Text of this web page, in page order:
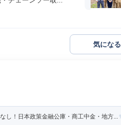
気になる
し！日本政策金融公庫・商工中金・地方...